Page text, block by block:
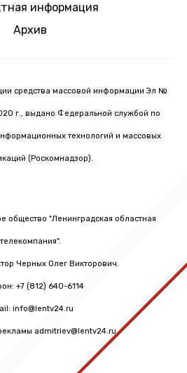
информация
Архив
средства массовой информации Эл №
г., выдано Федеральной службой по
технологий и массовых
(Роскомнадзор).
общество "Ленинградская областная
телекомпания".
Черных Олег Викторович.
+7 (812) 640-6114
info@lentv24.ru
admitriev@lentv24.ru